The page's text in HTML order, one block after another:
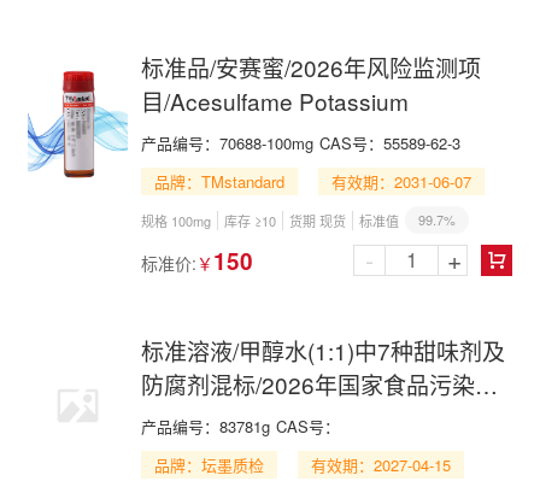
标准品/安赛蜜/2026年风险监测项
目/Acesulfame Potassium
产品编号： 70688-100mg CAS号： 55589-62-3
品牌：TMstandard
有效期：2031-06-07
规格 100mg 库存 ≥10 货期 现货 标准值 99.7%
标准价: ￥ 150 
- +
标准溶液/甲醇水(1:1)中7种甜味剂及
防腐剂混标/2026年国家食品污染物
和有害因素风险监测工作手册 第七
节(三)-GC
产品编号： 83781g CAS号：
品牌：坛墨质检
有效期：2027-04-15